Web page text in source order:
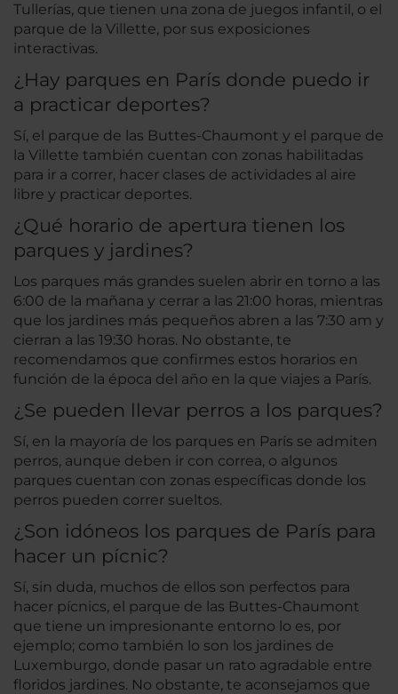
Tullerías, que tienen una zona de juegos infantil, o el
parque de la Villette, por sus exposiciones
interactivas.
¿Hay parques en París donde puedo ir
a practicar deportes?
Sí, el parque de las Buttes-Chaumont y el parque de
la Villette también cuentan con zonas habilitadas
para ir a correr, hacer clases de actividades al aire
libre y practicar deportes.
¿Qué horario de apertura tienen los
parques y jardines?
Los parques más grandes suelen abrir en torno a las
6:00 de la mañana y cerrar a las 21:00 horas, mientras
que los jardines más pequeños abren a las 7:30 am y
cierran a las 19:30 horas. No obstante, te
recomendamos que confirmes estos horarios en
función de la época del año en la que viajes a París.
¿Se pueden llevar perros a los parques?
Sí, en la mayoría de los parques en París se admiten
perros, aunque deben ir con correa, o algunos
parques cuentan con zonas específicas donde los
perros pueden correr sueltos.
¿Son idóneos los parques de París para
hacer un pícnic?
Sí, sin duda, muchos de ellos son perfectos para
hacer pícnics, el parque de las Buttes-Chaumont
que tiene un impresionante entorno lo es, por
ejemplo; como también lo son los jardines de
Luxemburgo, donde pasar un rato agradable entre
floridos jardines. No obstante, te aconsejamos que